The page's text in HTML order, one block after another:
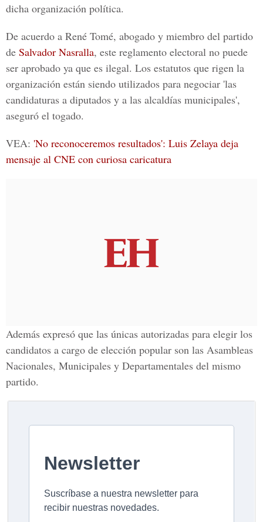
dicha organización política.
De acuerdo a René Tomé, abogado y miembro del partido
de Salvador Nasralla, este reglamento electoral no puede
ser aprobado ya que es ilegal. Los estatutos que rigen la
organización están siendo utilizados para negociar 'las
candidaturas a diputados y a las alcaldías municipales',
aseguró el togado.
VEA: 'No reconoceremos resultados': Luis Zelaya deja
mensaje al CNE con curiosa caricatura
Además expresó que las únicas autorizadas para elegir los
candidatos a cargo de elección popular son las Asambleas
Nacionales, Municipales y Departamentales del mismo
partido.